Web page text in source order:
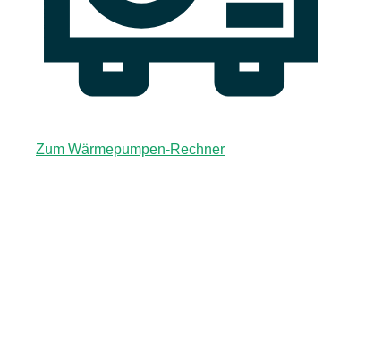
Zum Wärmepumpen-Rechner